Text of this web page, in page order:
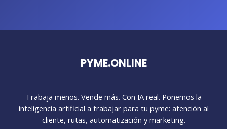
PYME.ONLINE
Trabaja menos. Vende más. Con IA real. Ponemos la
inteligencia artificial a trabajar para tu pyme: atención al
cliente, rutas, automatización y marketing.